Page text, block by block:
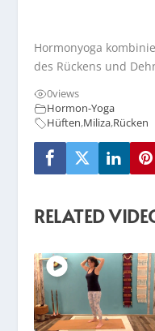
Hormonyoga
des Rückens und
0views
Hormon-Yoga
Hüften,Miliza,Rücken
RELATED